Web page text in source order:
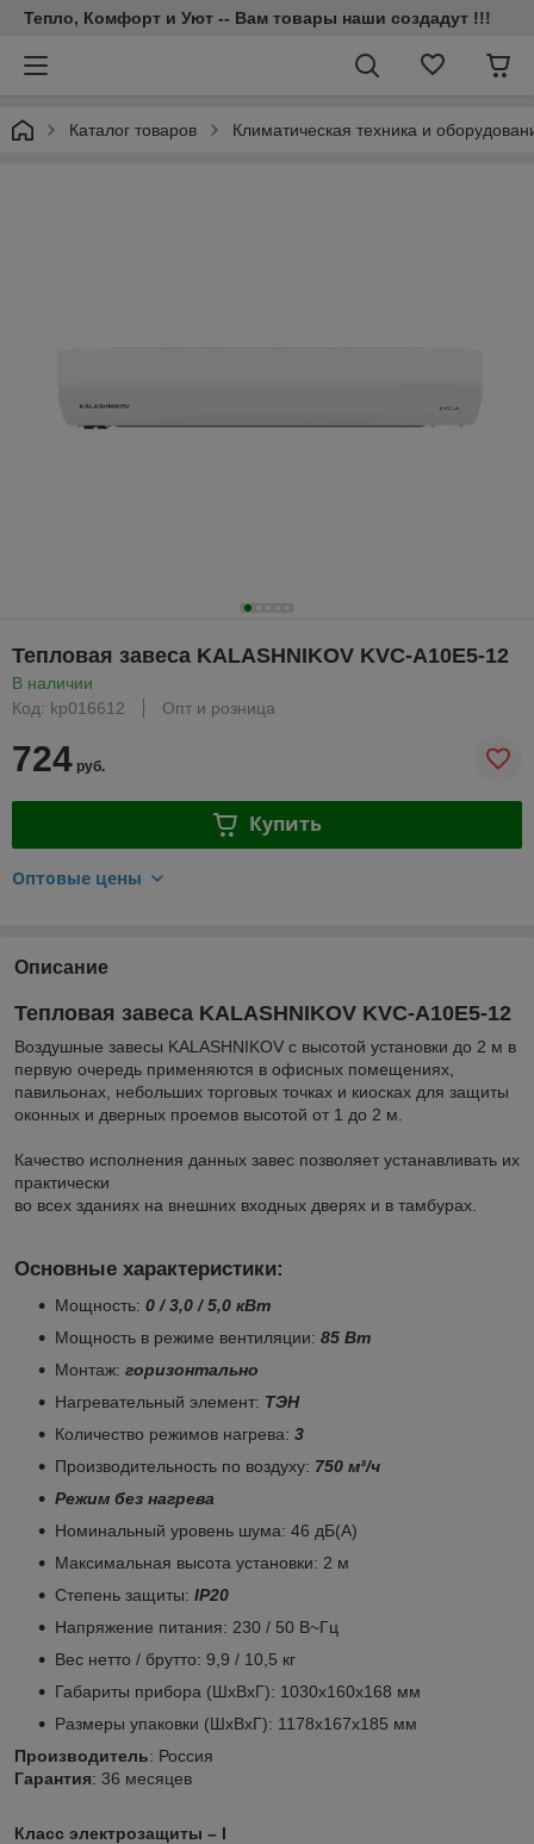
Тепло, Комфорт и Уют -- Вам товары наши создадут !!!
Каталог товаров Климатическая техника и
Тепловая завеса KALASHNIKOV KVC-A10E5-12
В наличии
Код: kp016612
Опт и розница
724 руб.
Купить
Оптовые цены
Описание
Тепловая завеса KALASHNIKOV KVC-A10E5-12
Воздушные завесы KALASHNIKOV с высотой установки до 2 м в
первую очередь применяются в офисных помещениях,
павильонах, небольших торговых точках и киосках для защиты
оконных и дверных проемов высотой от 1 до 2 м.
Качество исполнения данных завес позволяет устанавливать их
практически
во всех зданиях на внешних входных дверях и в тамбурах.
Основные характеристики:
Мощность: 0 / 3,0 / 5,0 кВт
Мощность в режиме вентиляции: 85 Вт
Монтаж: горизонтально
Нагревательный элемент: ТЭН
Количество режимов нагрева: 3
Производительность по воздуху: 750 м³/ч
Режим без нагрева
Номинальный уровень шума: 46 дБ(А)
Максимальная высота установки: 2 м
Степень защиты: IP20
Напряжение питания: 230 / 50 В~Гц
Вес нетто / брутто: 9,9 / 10,5 кг
Габариты прибора (ШхВхГ): 1030х160х168 мм
Размеры упаковки (ШхВхГ): 1178х167х185 мм
Производитель: Россия
Гарантия: 36 месяцев
Класс электрозащиты – I